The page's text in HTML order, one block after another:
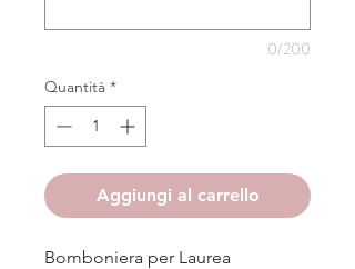
0/200
Quantità *
Aggiungi al carrello
Bomboniera per Laurea